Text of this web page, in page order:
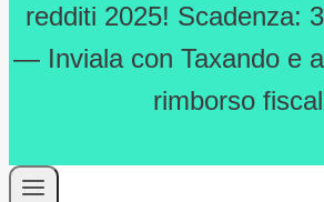
redditi 2025! Scadenza:
— Inviala con Taxando e
rimborso